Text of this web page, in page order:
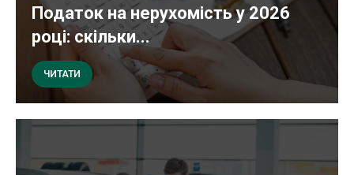
Податок на нерухомість у 2026
році: скільки...
ЧИТАТИ